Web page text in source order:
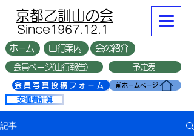
複数台
​京都乙訓山の会
​Since1967.12.1
前ホームページ
会員写真投稿フォーム
山行案内
ホーム 会の紹介
会員ページ(山行報告） 予定表
交通費計算
記事